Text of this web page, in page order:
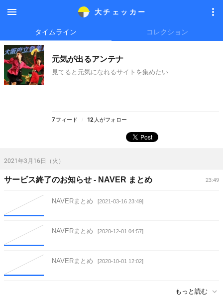
大チェッカ ー
元気が出るアンテナ
見てると元気になれるサイトを集めたい
7 フィード 12 人がフォロー
タイムライン コレクション
2021年3月16日（火）
23:49
サービス終了のお知らせ - NAVER まとめ
NAVERまとめ [2021-03-16 23:49]
NAVERまとめ [2020-12-01 04:57]
NAVERまとめ [2020-10-01 12:02]
もっと読む